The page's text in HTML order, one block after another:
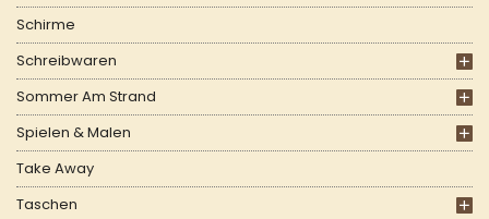
Schirme
Schreibwaren
Sommer Am Strand
Spielen & Malen
Take Away
Taschen